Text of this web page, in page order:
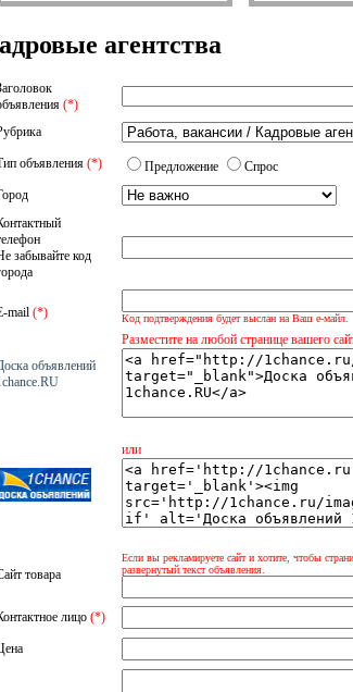
агентства
(*)
объявления (*) Предложение
Спрос
забывайте код
mail (*) Код подтверждения будет выслан на Ваш е-майл.
объявлений
Разместите на любой странице вашего
или
товара
Если вы рекламируете сайт и хотите, чтобы
развернутый текст объявления.
лицо (*)